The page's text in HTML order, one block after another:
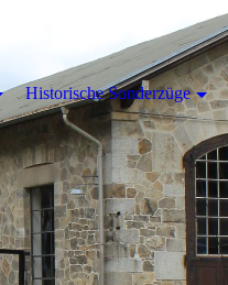
Historische Sonderzüge